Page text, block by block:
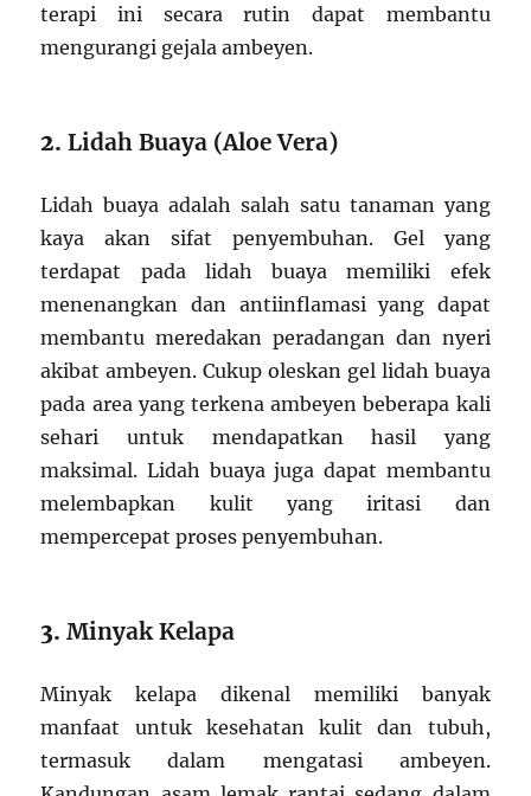
terapi ini secara rutin dapat membantu
mengurangi gejala ambeyen.
2.Lidah Buaya (Aloe Vera)
Lidah buaya adalah salah satu tanaman yang
kaya akan sifat penyembuhan. Gel yang
terdapat pada lidah buaya memiliki efek
menenangkan dan antiinflamasi yang dapat
membantu meredakan peradangan dan nyeri
akibat ambeyen. Cukup oleskan gel lidah buaya
pada area yang terkena ambeyen beberapa kali
sehari untuk mendapatkan hasil yang
maksimal. Lidah buaya juga dapat membantu
melembapkan kulit yang iritasi dan
mempercepat proses penyembuhan.
3.Minyak Kelapa
Minyak kelapa dikenal memiliki banyak
manfaat untuk kesehatan kulit dan tubuh,
termasuk dalam mengatasi ambeyen.